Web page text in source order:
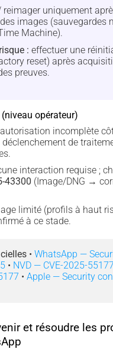
reimager uniquement
images (sauvegardes
Machine).
: effectuer une
reset) après
preuves.
opérateur)
incomplète
de
interaction requise ;
43300 (Image/DNG →
limité (profils à haut
à ce stade.
• WhatsApp —
• NVD — CVE-2025-55177
• Apple — Security
et résoudre les